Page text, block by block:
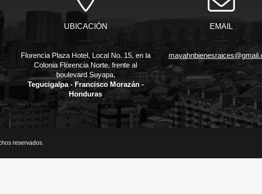
UBICACIÓN
Florencia Plaza Hotel, Local No. 15, en la
Colonia Florencia Norte. frente al
boulevard Suyapa,
Tegucigalpa - Francisco Morazán -
Honduras
EMAIL
reservados.